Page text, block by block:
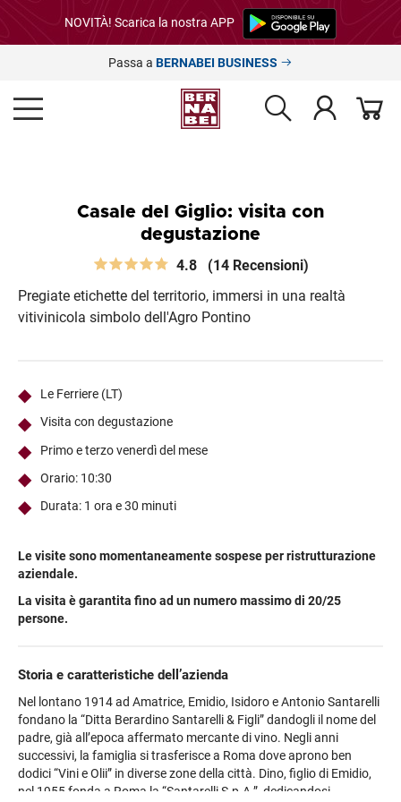
NOVITÀ! Scarica la nostra APP
Passa a BERNABEI BUSINESS
Casale del Giglio: visita con
degustazione
4.8 (14 Recensioni)
Pregiate etichette del territorio, immersi in una realtà
vitivinicola simbolo dell'Agro Pontino
Le Ferriere (LT)
Visita con degustazione
Primo e terzo venerdì del mese
Orario: 10:30
Durata: 1 ora e 30 minuti
Le visite sono momentaneamente sospese per ristrutturazione
aziendale.
La visita è garantita fino ad un numero massimo di 20/25
persone.
Storia e caratteristiche dell’azienda
Nel lontano 1914 ad Amatrice, Emidio, Isidoro e Antonio Santarelli
fondano la “Ditta Berardino Santarelli & Figli” dandogli il nome del
padre, già all’epoca affermato mercante di vino. Negli anni
successivi, la famiglia si trasferisce a Roma dove aprono ben
dodici “Vini e Olii” in diverse zone della città. Dino, figlio di Emidio,
nel 1955 fonda a Roma la “Santarelli S.p.A.”, dedicandosi